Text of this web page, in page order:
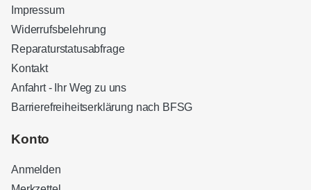
Impressum
Widerrufsbelehrung
Reparaturstatusabfrage
Kontakt
Anfahrt - Ihr Weg zu uns
Barrierefreiheitserklärung nach BFSG
Konto
Anmelden
Kundenbewertungen und Erfahrungen zu